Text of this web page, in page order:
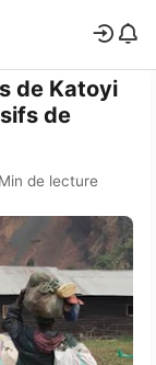
de Katoyi
de
de lecture